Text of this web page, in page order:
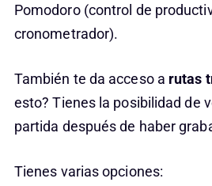
Pomodoro (control de
cronometrador).
También te da acceso a rutas
esto? Tienes la posibilidad de
partida después de haber
Tienes varias opciones: